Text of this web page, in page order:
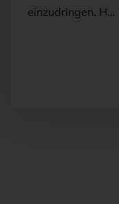
einzudringen. H…